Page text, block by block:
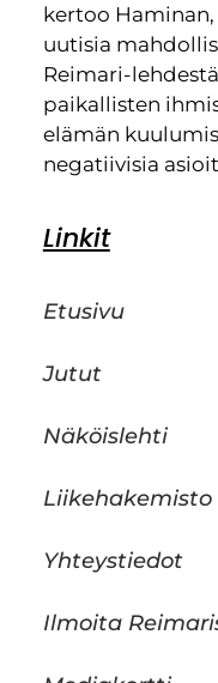
kertoo
uutisia
Reimari-
paikallisten
elämän
negatiivisia
Linkit
Etusivu
Jutut
Näköislehti
Liikehakemisto
Yhteystiedot
Ilmoita